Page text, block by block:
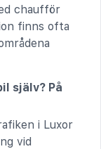
chaufför
finns ofta
själv? På
i Luxor
vid